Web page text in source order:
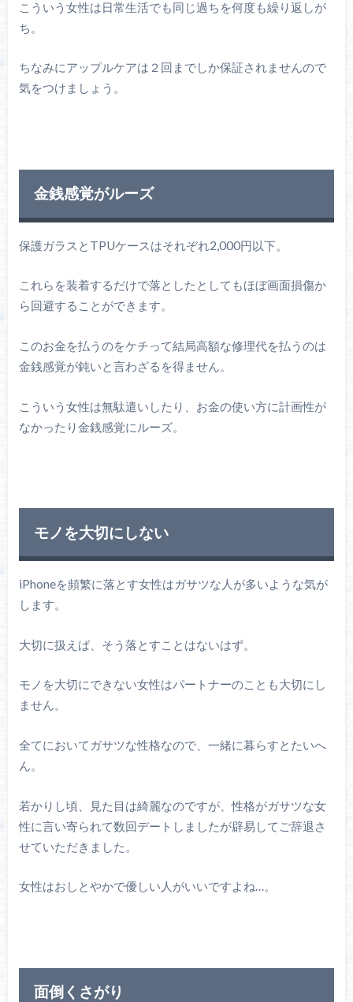
こういう女性は日常生活でも同じ過ちを何度も繰り返しが
ち。
ちなみにアップルケアは２回までしか保証されませんので
気をつけましょう。
金銭感覚がルーズ
保護ガラスとTPUケースはそれぞれ2,000円以下。
これらを装着するだけで落としたとしてもほぼ画面損傷か
ら回避することができます。
このお金を払うのをケチって結局高額な修理代を払うのは
金銭感覚が鈍いと言わざるを得ません。
こういう女性は無駄遣いしたり、お金の使い方に計画性が
なかったり金銭感覚にルーズ。
モノを大切にしない
iPhoneを頻繁に落とす女性はガサツな人が多いような気が
します。
大切に扱えば、そう落とすことはないはず。
モノを大切にできない女性はパートナーのことも大切にし
ません。
全てにおいてガサツな性格なので、一緒に暮らすとたいへ
ん。
若かりし頃、見た目は綺麗なのですが、性格がガサツな女
性に言い寄られて数回デートしましたが辟易してご辞退さ
せていただきました。
女性はおしとやかで優しい人がいいですよね…。
面倒くさがり